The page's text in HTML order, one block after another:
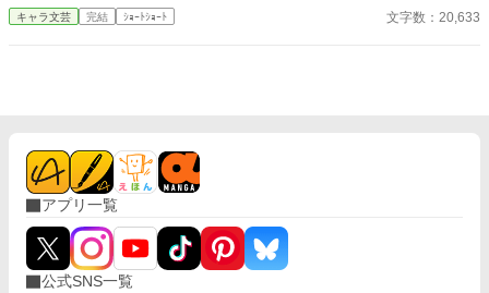
です。 恋愛要素などは一切ありません。 密着病院24時！的な感
じです。 人物像などは表記していない為、読者様のご想像にお任
キャラ文芸 完結 ｼｮｰﾄｼｮｰﾄ 文字数：20,633
アプリ一覧
公式SNS一覧